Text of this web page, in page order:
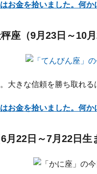
お金を拾いました。何か
座（9月23日～10月
大きな信頼を勝ち取れる
お金を拾いました。何か
22日～7月22日生